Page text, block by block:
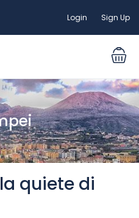
Login Sign Up
quiete di